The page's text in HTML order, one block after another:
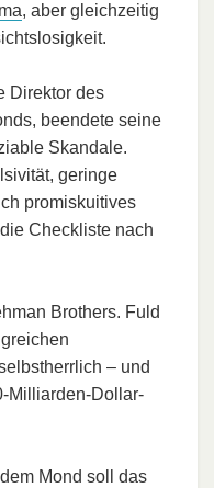
, aber gleichzeitig
Direktor des
beendete seine
Skandale.
geringe
promiskuitives
Checkliste nach
Brothers. Fuld
– und
Milliarden-Dollar-
Mond soll das